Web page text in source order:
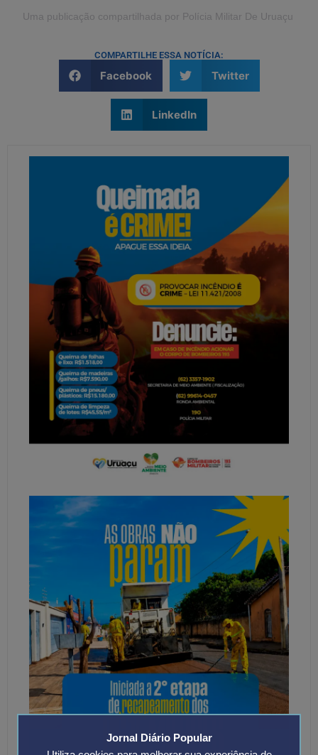
Jornal Diário Popular
Uma publicação compartilhada por Polícia Militar De Uruaçu
COMPARTILHE ESSA NOTÍCIA:
Facebook Twitter
LinkedIn